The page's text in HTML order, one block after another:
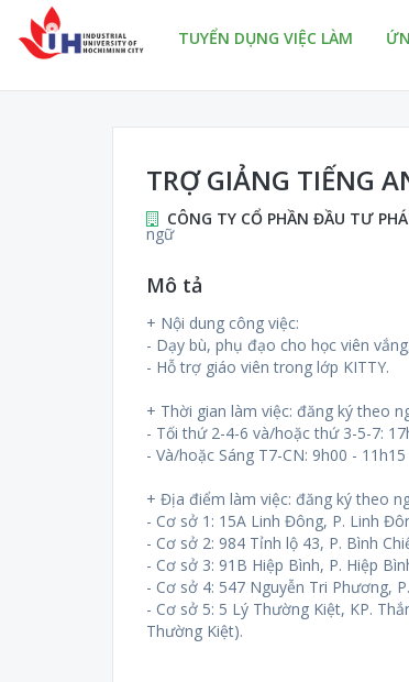
TUYỂN DỤNG VIỆC LÀM
TRỢ GIẢNG TIẾNG
CÔNG TY CỔ PHẦN ĐẦU TƯ
ngữ
Mô tả
+ Nội dung công việc:
- Dạy bù, phụ đạo cho học viên
- Hỗ trợ giáo viên trong lớp KITTY.
+ Thời gian làm việc: đăng ký theo
- Tối thứ 2-4-6 và/hoặc thứ 3-5-7:
- Và/hoặc Sáng T7-CN: 9h00 -
+ Địa điểm làm việc: đăng ký theo
- Cơ sở 1: 15A Linh Đông, P. Linh
- Cơ sở 2: 984 Tỉnh lộ 43, P. Bình
- Cơ sở 3: 91B Hiệp Bình, P. Hiệp
- Cơ sở 4: 547 Nguyễn Tri Phương,
- Cơ sở 5: 5 Lý Thường Kiệt, KP.
Thường Kiệt).